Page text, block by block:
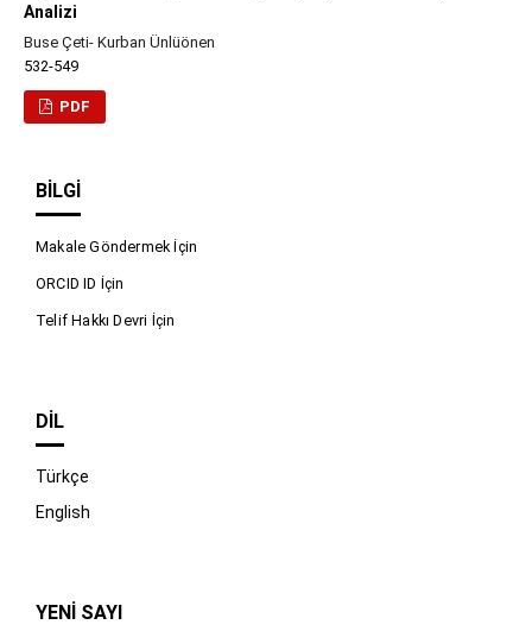
Analizi
Buse Çeti- Kurban Ünlüönen
532-549
PDF
BILGI
Makale Göndermek İçin
ORCID ID İçin
Telif Hakkı Devri İçin
DIL
Türkçe
English
YENI SAYI